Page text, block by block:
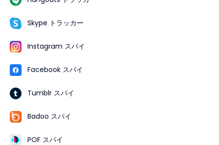
Skype トラッカー
Instagram スパイ
Facebook スパイ
Tumblr スパイ
Badoo スパイ
POF スパイ